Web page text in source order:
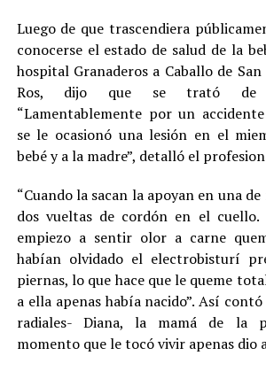
Luego de que trascendiera
conocerse el estado de salud de la
hospital Granaderos a Caballo de
Ros, dijo que se trató de
“Lamentablemente por un
se le ocasionó una lesión en el
bebé y a la madre”, detalló el
“Cuando la sacan la apoyan en una
dos vueltas de cordón en el cuello.
empiezo a sentir olor a carne
habían olvidado el electrobisturí
piernas, lo que hace que le queme
a ella apenas había nacido”. Así
radiales- Diana, la mamá de la
momento que le tocó vivir apenas dio